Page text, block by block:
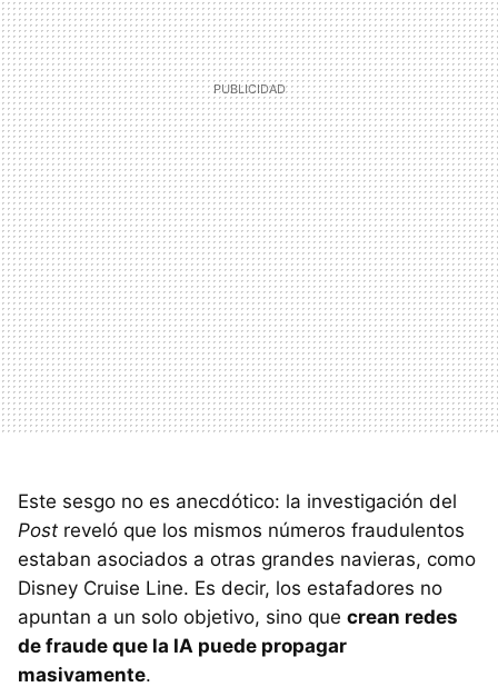
Este sesgo no es anecdótico: la investigación del
Post reveló que los mismos números fraudulentos
estaban asociados a otras grandes navieras, como
Disney Cruise Line. Es decir, los estafadores no
apuntan a un solo objetivo, sino que crean redes
de fraude que la IA puede propagar
masivamente.